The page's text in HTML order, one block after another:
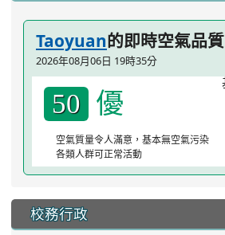
Taoyuan的即時空氣品質
2026年08月06日 19時35分
50 優
空氣質量令人滿意，基本無空氣污染
各類人群可正常活動
校務行政